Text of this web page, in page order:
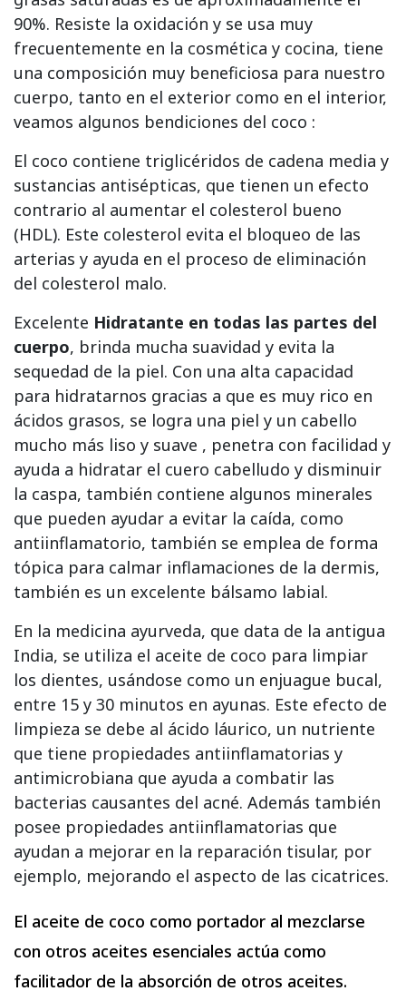
90%. Resiste la oxidación y se usa muy
frecuentemente en la cosmética y cocina, tiene
una composición muy beneficiosa para nuestro
cuerpo, tanto en el exterior como en el interior,
veamos algunos bendiciones del coco :
El coco contiene triglicéridos de cadena media y
sustancias antisépticas, que tienen un efecto
contrario al aumentar el colesterol bueno
(HDL). Este colesterol evita el bloqueo de las
arterias y ayuda en el proceso de eliminación
del colesterol malo.
Excelente Hidratante en todas las partes del
cuerpo, brinda mucha suavidad y evita la
sequedad de la piel. Con una alta capacidad
para hidratarnos gracias a que es muy rico en
ácidos grasos, se logra una piel y un cabello
mucho más liso y suave , penetra con facilidad y
ayuda a hidratar el cuero cabelludo y disminuir
la caspa, también contiene algunos minerales
que pueden ayudar a evitar la caída, como
antiinflamatorio, también se emplea de forma
tópica para calmar inflamaciones de la dermis,
también es un excelente bálsamo labial.
En la medicina ayurveda, que data de la antigua
India, se utiliza el aceite de coco para limpiar
los dientes, usándose como un enjuague bucal,
entre 15 y 30 minutos en ayunas. Este efecto de
limpieza se debe al ácido láurico, un nutriente
que tiene propiedades antiinflamatorias y
antimicrobiana que ayuda a combatir las
bacterias causantes del acné. Además también
posee propiedades antiinflamatorias que
ayudan a mejorar en la reparación tisular, por
ejemplo, mejorando el aspecto de las cicatrices.
El aceite de coco como portador al mezclarse
con otros aceites esenciales actúa como
facilitador de la absorción de otros aceites.